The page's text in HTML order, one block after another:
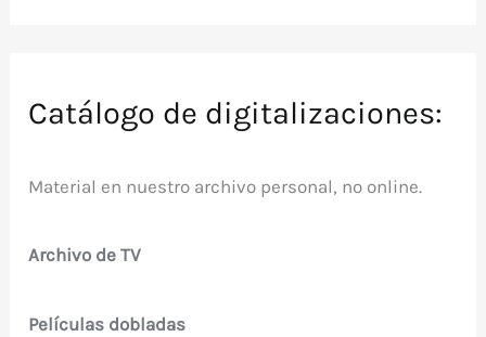
Catálogo de digitalizaciones:
Material en nuestro archivo personal, no online.
Archivo de TV
Películas dobladas